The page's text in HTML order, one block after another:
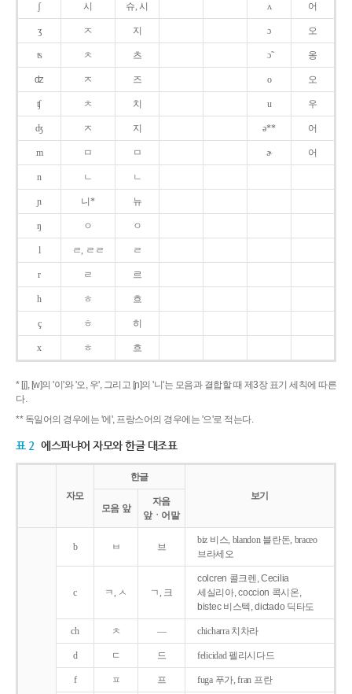
ʃ 시 슈, 시 ʌ 어
ʒ ㅈ 지 ɔ 오
ʦ ㅊ 츠 ɔ̃ 옹
ʣ ㅈ 즈 o 오
ʧ ㅊ 치 u 우
ʤ ㅈ 지 ə** 어
m ㅁ ㅁ ɚ 어
n ㄴ ㄴ
ɲ 니* 뉴
ŋ ㅇ ㅇ
l ㄹ, ㄹㄹ ㄹ
r ㄹ 르
h ㅎ 흐
ç ㅎ 히
x ㅎ 흐
* [j], [w]의 '이'와 '오, 우', 그리고 [ɲ]의 '니'는 모음과 결합할 때 제3장 표기 세칙에 따른
다.
** 독일어의 경우에는 '에', 프랑스어의 경우에는 '으'로 적는다.
표 2 에스파냐어 자모와 한글 대조표
자모
한글
보기
모음 앞
자음
앞ㆍ어말
b ㅂ 브
biz 비스, blandon 블란돈, braceo
브라세오
c ㅋ, ㅅ ㄱ, 크
colcren 콜크렌, Cecilia
세실리아, coccion 콕시온,
bistec 비스텍, dictado 딕타도
ch ㅊ ― chicharra 치차라
d ㄷ 드 felicidad 펠리시다드
f ㅍ 프 fuga 푸가, fran 프란